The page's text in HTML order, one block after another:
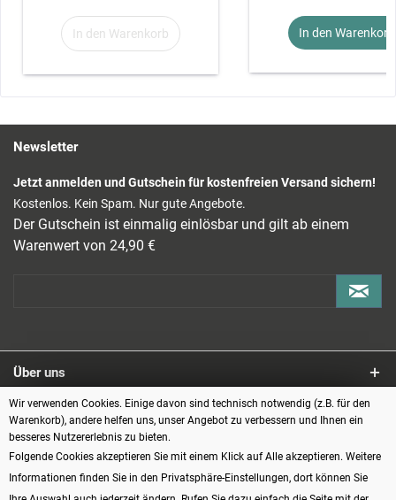
In den Warenkorb In den Warenkorb
Newsletter
Jetzt anmelden und Gutschein für kostenfreien Versand sichern!
Kostenlos. Kein Spam. Nur gute Angebote.
Der Gutschein ist einmalig einlösbar und gilt ab einem
Warenwert von 24,90 €
Über uns
Service
Informationen
Wir verwenden Cookies. Einige davon sind technisch notwendig (z.B. für den
Warenkorb), andere helfen uns, unser Angebot zu verbessern und Ihnen ein
besseres Nutzererlebnis zu bieten.
Folgende Cookies akzeptieren Sie mit einem Klick auf Alle akzeptieren. Weitere
Informationen finden Sie in den Privatsphäre-Einstellungen, dort können Sie